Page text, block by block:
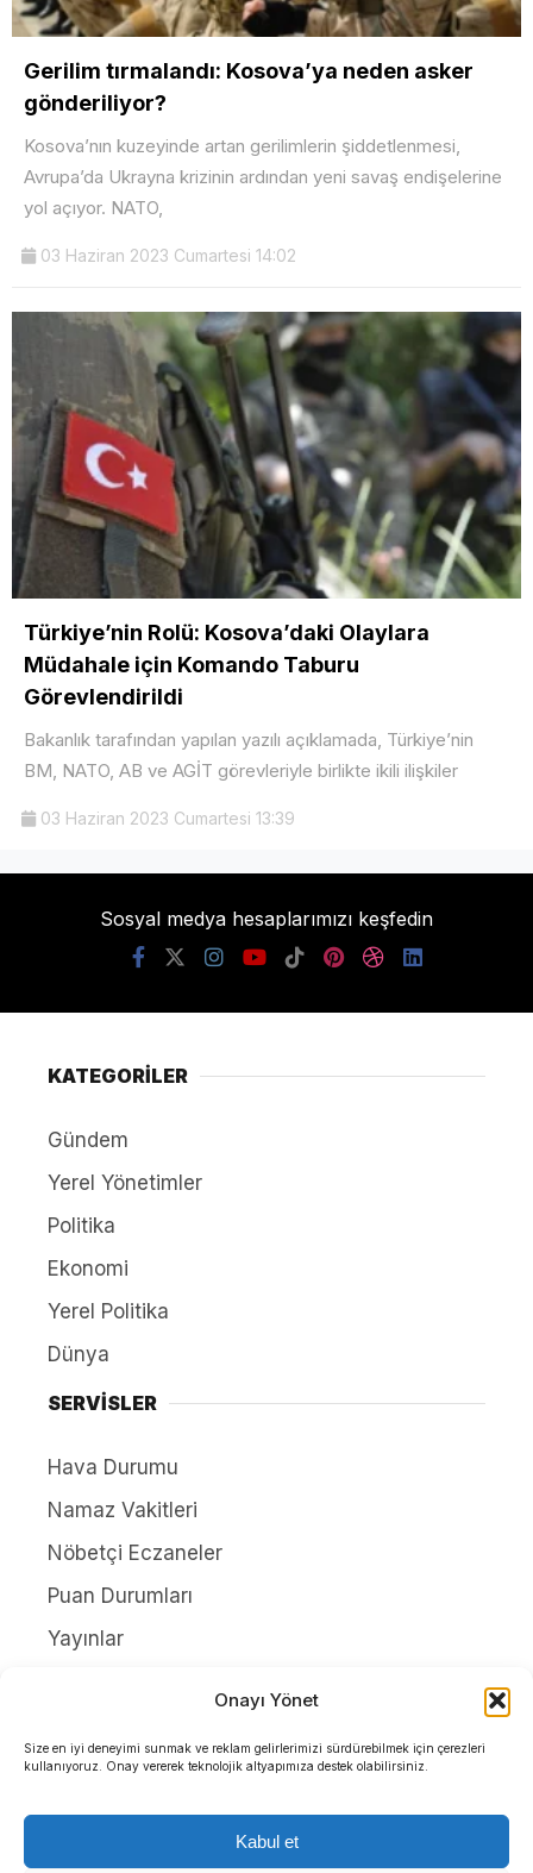
Onayı Yönet
Size en iyi deneyimi sunmak ve reklam gelirlerimizi sürdürebilmek için çerezleri
kullanıyoruz. Onay vererek teknolojik altyapımıza destek olabilirsiniz.
Kabul et
Gerilim tırmalandı: Kosova’ya neden asker
gönderiliyor?
Kosova’nın kuzeyinde artan gerilimlerin şiddetlenmesi,
Avrupa’da Ukrayna krizinin ardından yeni savaş endişelerine
yol açıyor. NATO,
03 Haziran 2023 Cumartesi 14:02
Türkiye’nin Rolü: Kosova’daki Olaylara
Müdahale için Komando Taburu
Görevlendirildi
Bakanlık tarafından yapılan yazılı açıklamada, Türkiye’nin
BM, NATO, AB ve AGİT görevleriyle birlikte ikili ilişkiler
03 Haziran 2023 Cumartesi 13:39
Sosyal medya hesaplarımızı keşfedin
KATEGORİLER
Gündem
Yerel Yönetimler
Politika
Ekonomi
Yerel Politika
Dünya
SERVİSLER
Hava Durumu
Namaz Vakitleri
Nöbetçi Eczaneler
Puan Durumları
Yayınlar
İletişim